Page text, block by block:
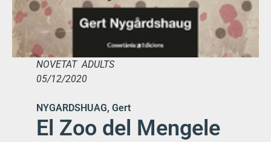
NOVETAT ADULTS
05/12/2020
NYGARDSHUAG, Gert
El Zoo del Mengele